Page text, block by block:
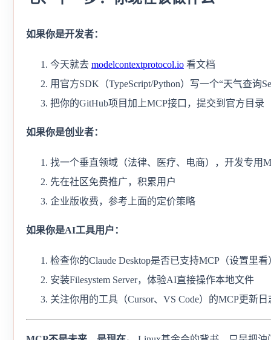
如果你是开发者：
今天就去 modelcontextprotocol.io 看文档
用官方SDK（TypeScript/Python）写一个“天气查询
把你的GitHub项目加上MCP接口，提交到官方目录
如果你是创业者：
找一个垂直领域（法律、医疗、电商），开发专用
先在社区免费推广，积累用户
企业版收费，参考上面的定价策略
如果你是AI工具用户：
检查你的Claude Desktop是否已支持MCP（设置里看
安装Filesystem Server，体验AI直接操作本地文件
关注你用的工具（Cursor、VS Code）的MCP更新日